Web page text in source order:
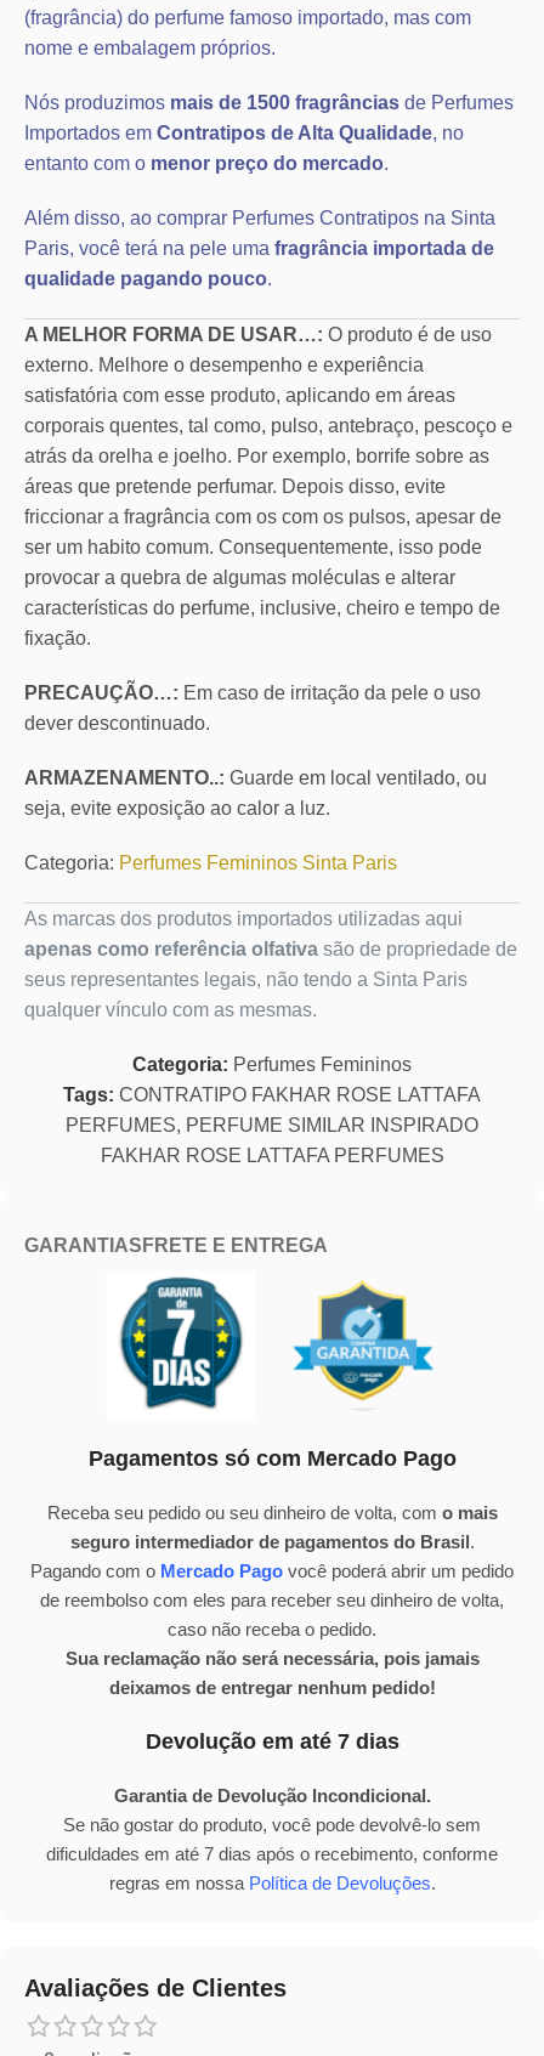
(fragrância) do perfume famoso importado, mas com
nome e embalagem próprios.
Nós produzimos mais de 1500 fragrâncias de Perfumes
Importados em Contratipos de Alta Qualidade, no
entanto com o menor preço do mercado.
Além disso, ao comprar Perfumes Contratipos na Sinta
Paris, você terá na pele uma fragrância importada de
qualidade pagando pouco.
A MELHOR FORMA DE USAR…: O produto é de uso
externo. Melhore o desempenho e experiência
satisfatória com esse produto, aplicando em áreas
corporais quentes, tal como, pulso, antebraço, pescoço e
atrás da orelha e joelho. Por exemplo, borrife sobre as
áreas que pretende perfumar. Depois disso, evite
friccionar a fragrância com os com os pulsos, apesar de
ser um habito comum. Consequentemente, isso pode
provocar a quebra de algumas moléculas e alterar
características do perfume, inclusive, cheiro e tempo de
fixação.
PRECAUÇÃO…: Em caso de irritação da pele o uso
dever descontinuado.
ARMAZENAMENTO..: Guarde em local ventilado, ou
seja, evite exposição ao calor a luz.
Categoria: Perfumes Femininos Sinta Paris
As marcas dos produtos importados utilizadas aqui
apenas como referência olfativa são de propriedade de
seus representantes legais, não tendo a Sinta Paris
qualquer vínculo com as mesmas.
Categoria: Perfumes Femininos
Tags: CONTRATIPO FAKHAR ROSE LATTAFA
PERFUMES, PERFUME SIMILAR INSPIRADO
FAKHAR ROSE LATTAFA PERFUMES
GARANTIAS FRETE E ENTREGA
Pagamentos só com Mercado Pago
Receba seu pedido ou seu dinheiro de volta, com o mais
seguro intermediador de pagamentos do Brasil.
Pagando com o Mercado Pago você poderá abrir um pedido
de reembolso com eles para receber seu dinheiro de volta,
caso não receba o pedido.
Sua reclamação não será necessária, pois jamais
deixamos de entregar nenhum pedido!
Devolução em até 7 dias
Garantia de Devolução Incondicional.
Se não gostar do produto, você pode devolvê-lo sem
dificuldades em até 7 dias após o recebimento, conforme
regras em nossa Política de Devoluções.
Avaliações de Clientes